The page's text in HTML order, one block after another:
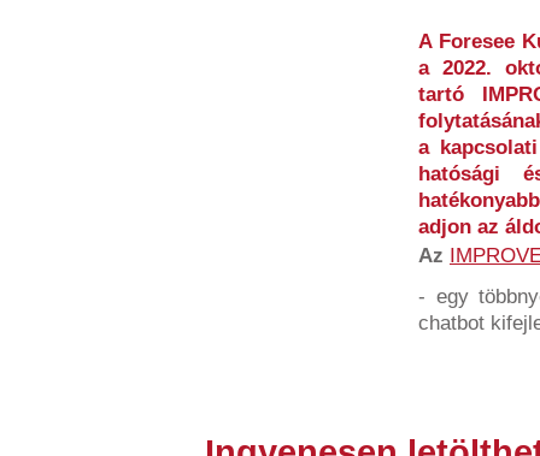
A Foresee
a 2022.
tartó
a
hatósági
adjon az
Az
- egy
chatbot